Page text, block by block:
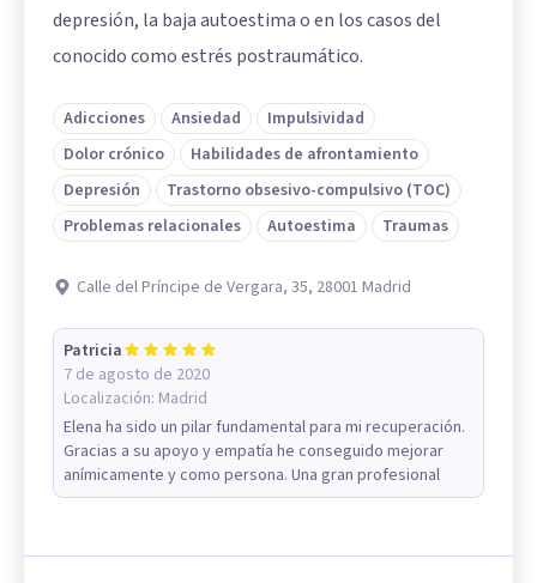
depresión, la baja autoestima o en los casos del
conocido como estrés postraumático.
Adicciones Ansiedad
Impulsividad
Dolor crónico
Habilidades de afrontamiento
Depresión
Trastorno obsesivo-compulsivo (TOC)
Problemas relacionales
Autoestima Traumas
Calle del Príncipe de Vergara, 35, 28001 Madrid
Patricia
7 de agosto de 2020
Localización: Madrid
Elena ha sido un pilar fundamental para mi recuperación.
Gracias a su apoyo y empatía he conseguido mejorar
anímicamente y como persona. Una gran profesional